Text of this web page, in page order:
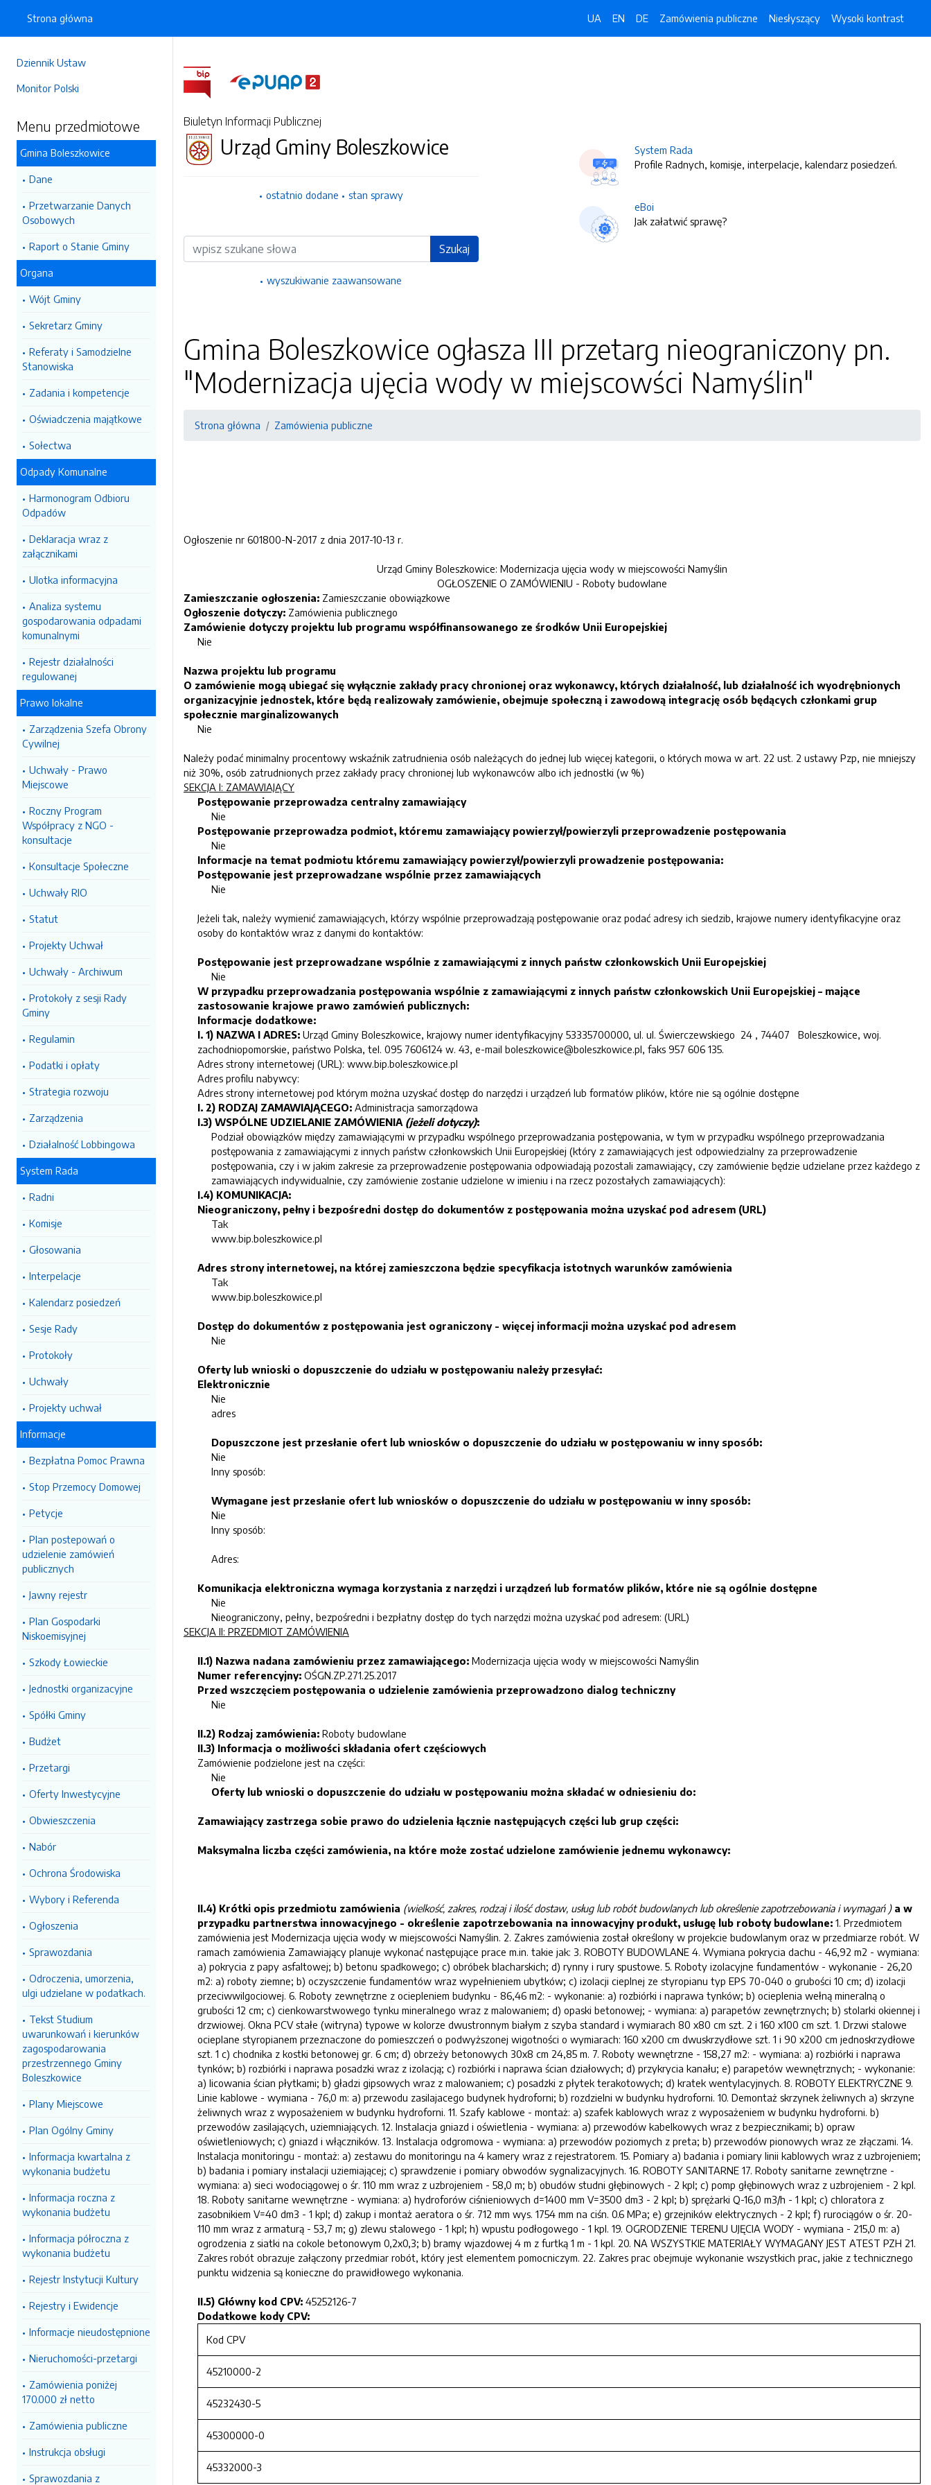
Dziennik Ustaw
Monitor Polski
Menu przedmiotowe
Gmina Boleszkowice
Dane
Przetwarzanie Danych
Osobowych
Raport o Stanie Gminy
Organa
Wójt Gminy
Sekretarz Gminy
Referaty i Samodzielne
Stanowiska
Zadania i kompetencje
Oświadczenia majątkowe
Sołectwa
Odpady Komunalne
Harmonogram Odbioru
Odpadów
Deklaracja wraz z
załącznikami
Ulotka informacyjna
Analiza systemu
gospodarowania odpadami
komunalnymi
Rejestr działalności
regulowanej
Prawo lokalne
Zarządzenia Szefa Obrony
Cywilnej
Uchwały - Prawo
Miejscowe
Roczny Program
Współpracy z NGO -
konsultacje
Konsultacje Społeczne
Uchwały RIO
Statut
Projekty Uchwał
Uchwały - Archiwum
Protokoły z sesji Rady
Gminy
Regulamin
Podatki i opłaty
Strategia rozwoju
Zarządzenia
Działalność Lobbingowa
System Rada
Radni
Komisje
Głosowania
Interpelacje
Kalendarz posiedzeń
Sesje Rady
Protokoły
Uchwały
Projekty uchwał
Informacje
Bezpłatna Pomoc Prawna
Stop Przemocy Domowej
Petycje
Plan postepowań o
udzielenie zamówień
publicznych
Jawny rejestr
Plan Gospodarki
Niskoemisyjnej
Szkody Łowieckie
Jednostki organizacyjne
Spółki Gminy
Budżet
Przetargi
Oferty Inwestycyjne
Obwieszczenia
Nabór
Ochrona Środowiska
Wybory i Referenda
Ogłoszenia
Sprawozdania
Odroczenia, umorzenia,
ulgi udzielane w podatkach.
Tekst Studium
uwarunkowań i kierunków
zagospodarowania
przestrzennego Gminy
Boleszkowice
Plany Miejscowe
Plan Ogólny Gminy
Informacja kwartalna z
wykonania budżetu
Informacja roczna z
wykonania budżetu
Informacja półroczna z
wykonania budżetu
Rejestr Instytucji Kultury
Rejestry i Ewidencje
Informacje nieudostępnione
Nieruchomości-przetargi
Zamówienia poniżej
170.000 zł netto
Zamówienia publiczne
Instrukcja obsługi
Sprawozdania z
Strona główna UA EN DE Zamówienia publiczne Niesłyszący Wysoki kontrast
Biuletyn Informacji Publicznej
Urząd Gminy Boleszkowice
ostatnio dodane stan sprawy
Wyszukiwarka Szukaj
wyszukiwanie zaawansowane
System Rada
Profile Radnych, komisje, interpelacje, kalendarz posiedzeń.
eBoi
Jak załatwić sprawę?
Gmina Boleszkowice ogłasza III przetarg nieograniczony pn.
"Modernizacja ujęcia wody w miejscowści Namyślin"
Strona główna Zamówienia publiczne
Ogłoszenie nr 601800-N-2017 z dnia 2017-10-13 r.
Urząd Gminy Boleszkowice: Modernizacja ujęcia wody w miejscowości Namyślin
OGŁOSZENIE O ZAMÓWIENIU - Roboty budowlane
Zamieszczanie ogłoszenia: Zamieszczanie obowiązkowe
Ogłoszenie dotyczy: Zamówienia publicznego
Zamówienie dotyczy projektu lub programu współfinansowanego ze środków Unii Europejskiej
Nie
Nazwa projektu lub programu
O zamówienie mogą ubiegać się wyłącznie zakłady pracy chronionej oraz wykonawcy, których działalność, lub działalność ich wyodrębnionych
organizacyjnie jednostek, które będą realizowały zamówienie, obejmuje społeczną i zawodową integrację osób będących członkami grup
społecznie marginalizowanych
Nie
Należy podać minimalny procentowy wskaźnik zatrudnienia osób należących do jednej lub więcej kategorii, o których mowa w art. 22 ust. 2 ustawy Pzp, nie mniejszy
niż 30%, osób zatrudnionych przez zakłady pracy chronionej lub wykonawców albo ich jednostki (w %)
SEKCJA I: ZAMAWIAJĄCY
Postępowanie przeprowadza centralny zamawiający
Nie
Postępowanie przeprowadza podmiot, któremu zamawiający powierzył/powierzyli przeprowadzenie postępowania
Nie
Informacje na temat podmiotu któremu zamawiający powierzył/powierzyli prowadzenie postępowania:
Postępowanie jest przeprowadzane wspólnie przez zamawiających
Nie
Jeżeli tak, należy wymienić zamawiających, którzy wspólnie przeprowadzają postępowanie oraz podać adresy ich siedzib, krajowe numery identyfikacyjne oraz
osoby do kontaktów wraz z danymi do kontaktów:
Postępowanie jest przeprowadzane wspólnie z zamawiającymi z innych państw członkowskich Unii Europejskiej
Nie
W przypadku przeprowadzania postępowania wspólnie z zamawiającymi z innych państw członkowskich Unii Europejskiej – mające
zastosowanie krajowe prawo zamówień publicznych:
Informacje dodatkowe:
I. 1) NAZWA I ADRES: Urząd Gminy Boleszkowice, krajowy numer identyfikacyjny 53335700000, ul. ul. Świerczewskiego 24 , 74407 Boleszkowice, woj.
zachodniopomorskie, państwo Polska, tel. 095 7606124 w. 43, e-mail boleszkowice@boleszkowice.pl, faks 957 606 135.
Adres strony internetowej (URL): www.bip.boleszkowice.pl
Adres profilu nabywcy:
Adres strony internetowej pod którym można uzyskać dostęp do narzędzi i urządzeń lub formatów plików, które nie są ogólnie dostępne
I. 2) RODZAJ ZAMAWIAJĄCEGO: Administracja samorządowa
I.3) WSPÓLNE UDZIELANIE ZAMÓWIENIA (jeżeli dotyczy):
Podział obowiązków między zamawiającymi w przypadku wspólnego przeprowadzania postępowania, w tym w przypadku wspólnego przeprowadzania
postępowania z zamawiającymi z innych państw członkowskich Unii Europejskiej (który z zamawiających jest odpowiedzialny za przeprowadzenie
postępowania, czy i w jakim zakresie za przeprowadzenie postępowania odpowiadają pozostali zamawiający, czy zamówienie będzie udzielane przez każdego z
zamawiających indywidualnie, czy zamówienie zostanie udzielone w imieniu i na rzecz pozostałych zamawiających):
I.4) KOMUNIKACJA:
Nieograniczony, pełny i bezpośredni dostęp do dokumentów z postępowania można uzyskać pod adresem (URL)
Tak
www.bip.boleszkowice.pl
Adres strony internetowej, na której zamieszczona będzie specyfikacja istotnych warunków zamówienia
Tak
www.bip.boleszkowice.pl
Dostęp do dokumentów z postępowania jest ograniczony - więcej informacji można uzyskać pod adresem
Nie
Oferty lub wnioski o dopuszczenie do udziału w postępowaniu należy przesyłać:
Elektronicznie
Nie
adres
Dopuszczone jest przesłanie ofert lub wniosków o dopuszczenie do udziału w postępowaniu w inny sposób:
Nie
Inny sposób:
Wymagane jest przesłanie ofert lub wniosków o dopuszczenie do udziału w postępowaniu w inny sposób:
Nie
Inny sposób:
Adres:
Komunikacja elektroniczna wymaga korzystania z narzędzi i urządzeń lub formatów plików, które nie są ogólnie dostępne
Nie
Nieograniczony, pełny, bezpośredni i bezpłatny dostęp do tych narzędzi można uzyskać pod adresem: (URL)
SEKCJA II: PRZEDMIOT ZAMÓWIENIA
II.1) Nazwa nadana zamówieniu przez zamawiającego: Modernizacja ujęcia wody w miejscowości Namyślin
Numer referencyjny: OŚGN.ZP.271.25.2017
Przed wszczęciem postępowania o udzielenie zamówienia przeprowadzono dialog techniczny
Nie
II.2) Rodzaj zamówienia: Roboty budowlane
II.3) Informacja o możliwości składania ofert częściowych
Zamówienie podzielone jest na części:
Nie
Oferty lub wnioski o dopuszczenie do udziału w postępowaniu można składać w odniesieniu do:
Zamawiający zastrzega sobie prawo do udzielenia łącznie następujących części lub grup części:
Maksymalna liczba części zamówienia, na które może zostać udzielone zamówienie jednemu wykonawcy:
II.4) Krótki opis przedmiotu zamówienia (wielkość, zakres, rodzaj i ilość dostaw, usług lub robót budowlanych lub określenie zapotrzebowania i wymagań )a w
przypadku partnerstwa innowacyjnego - określenie zapotrzebowania na innowacyjny produkt, usługę lub roboty budowlane: 1. Przedmiotem
zamówienia jest Modernizacja ujęcia wody w miejscowości Namyślin. 2. Zakres zamówienia został określony w projekcie budowlanym oraz w przedmiarze robót. W
ramach zamówienia Zamawiający planuje wykonać następujące prace m.in. takie jak: 3. ROBOTY BUDOWLANE 4. Wymiana pokrycia dachu - 46,92 m2 - wymiana:
a) pokrycia z papy asfaltowej; b) betonu spadkowego; c) obróbek blacharskich; d) rynny i rury spustowe. 5. Roboty izolacyjne fundamentów - wykonanie - 26,20
m2: a) roboty ziemne; b) oczyszczenie fundamentów wraz wypełnieniem ubytków; c) izolacji cieplnej ze styropianu typ EPS 70-040 o grubości 10 cm; d) izolacji
przeciwwilgociowej. 6. Roboty zewnętrzne z ociepleniem budynku - 86,46 m2: - wykonanie: a) rozbiórki i naprawa tynków; b) ocieplenia wełną mineralną o
grubości 12 cm; c) cienkowarstwowego tynku mineralnego wraz z malowaniem; d) opaski betonowej; - wymiana: a) parapetów zewnętrznych; b) stolarki okiennej i
drzwiowej. Okna PCV stałe (witryna) typowe w kolorze dwustronnym białym z szyba standard i wymiarach 80 x80 cm szt. 2 i 160 x100 cm szt. 1. Drzwi stalowe
ocieplane styropianem przeznaczone do pomieszczeń o podwyższonej wigotności o wymiarach: 160 x200 cm dwuskrzydłowe szt. 1 i 90 x200 cm jednoskrzydłowe
szt. 1 c) chodnika z kostki betonowej gr. 6 cm; d) obrzeży betonowych 30x8 cm 24,85 m. 7. Roboty wewnętrzne - 158,27 m2: - wymiana: a) rozbiórki i naprawa
tynków; b) rozbiórki i naprawa posadzki wraz z izolacją; c) rozbiórki i naprawa ścian działowych; d) przykrycia kanału; e) parapetów wewnętrznych; - wykonanie:
a) licowania ścian płytkami; b) gładzi gipsowych wraz z malowaniem; c) posadzki z płytek terakotowych; d) kratek wentylacyjnych. 8. ROBOTY ELEKTRYCZNE 9.
Linie kablowe - wymiana - 76,0 m: a) przewodu zasilajacego budynek hydroforni; b) rozdzielni w budynku hydroforni. 10. Demontaż skrzynek żeliwnych a) skrzyne
żeliwnych wraz z wyposażeniem w budynku hydroforni. 11. Szafy kablowe - montaż: a) szafek kablowych wraz z wyposażeniem w budynku hydroforni. b)
przewodów zasilających, uziemniających. 12. Instalacja gniazd i oświetlenia - wymiana: a) przewodów kabelkowych wraz z bezpiecznikami; b) opraw
oświetleniowych; c) gniazd i włączników. 13. Instalacja odgromowa - wymiana: a) przewodów poziomych z preta; b) przewodów pionowych wraz ze złączami. 14.
Instalacja monitoringu - montaż: a) zestawu do monitoringu na 4 kamery wraz z rejestratorem. 15. Pomiary a) badania i pomiary linii kablowych wraz z uzbrojeniem;
b) badania i pomiary instalacji uziemiającej; c) sprawdzenie i pomiary obwodów sygnalizacyjnych. 16. ROBOTY SANITARNE 17. Roboty sanitarne zewnętrzne -
wymiana: a) sieci wodociągowej o śr. 110 mm wraz z uzbrojeniem - 58,0 m; b) obudów studni głębinowych - 2 kpl; c) pomp głębinowych wraz z uzbrojeniem - 2 kpl.
18. Roboty sanitarne wewnętrzne - wymiana: a) hydroforów ciśnieniowych d=1400 mm V=3500 dm3 - 2 kpl; b) sprężarki Q-16,0 m3/h - 1 kpl; c) chloratora z
zasobnikiem V=40 dm3 - 1 kpl; d) zakup i montaż aeratora o śr. 712 mm wys. 1754 mm na ciśn. 0.6 MPa; e) grzejników elektrycznych - 2 kpl; f) rurociągów o śr. 20-
110 mm wraz z armaturą - 53,7 m; g) zlewu stalowego - 1 kpl; h) wpustu podłogowego - 1 kpl. 19. OGRODZENIE TERENU UJĘCIA WODY - wymiana - 215,0 m: a)
ogrodzenia z siatki na cokole betonowym 0,2x0,3; b) bramy wjazdowej 4 m z furtką 1 m - 1 kpl. 20. NA WSZYSTKIE MATERIAŁY WYMAGANY JEST ATEST PZH 21.
Zakres robót obrazuje załączony przedmiar robót, który jest elementem pomocniczym. 22. Zakres prac obejmuje wykonanie wszystkich prac, jakie z technicznego
punktu widzenia są konieczne do prawidłowego wykonania.
II.5) Główny kod CPV: 45252126-7
Dodatkowe kody CPV:
Kod CPV
45210000-2
45232430-5
45300000-0
45332000-3